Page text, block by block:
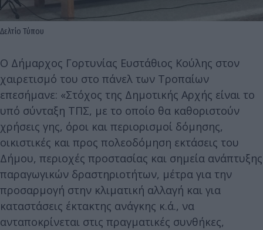
Δελτίο Τύπου
Ο Δήμαρχος Γορτυνίας Ευστάθιος Κούλης στον
χαιρετισμό του στο πάνελ των Τροπαίων
επεσήμανε: «Στόχος της Δημοτικής Αρχής είναι το
υπό σύνταξη ΤΠΣ, με το οποίο θα καθοριστούν
χρήσεις γης, όροι και περιορισμοί δόμησης,
οικιστικές και προς πολεοδόμηση εκτάσεις του
Δήμου, περιοχές προστασίας και σημεία ανάπτυξης
παραγωγικών δραστηριοτήτων, μέτρα για την
προσαρμογή στην κλιματική αλλαγή και για
καταστάσεις έκτακτης ανάγκης κ.ά., να
ανταποκρίνεται στις πραγματικές συνθήκες,